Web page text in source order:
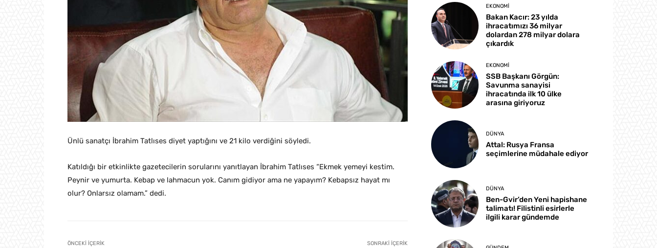
Ünlü sanatçı İbrahim Tatlıses diyet yaptığını ve 21 kilo verdiğini söyledi.
Katıldığı bir etkinlikte gazetecilerin sorularını yanıtlayan İbrahim Tatlıses “Ekmek yemeyi kestim.
Peynir ve yumurta. Kebap ve lahmacun yok. Canım gidiyor ama ne yapayım? Kebapsız hayat mı
olur? Onlarsız olamam.” dedi.
ÖNCEKI İÇERIK SONRAKI İÇERIK
EKONOMI
Bakan Kacır: 23 yılda
ihracatımızı 36 milyar
dolardan 278 milyar dolara
çıkardık
EKONOMI
SSB Başkanı Görgün:
Savunma sanayisi
ihracatında ilk 10 ülke
arasına giriyoruz
DÜNYA
Attal: Rusya Fransa
seçimlerine müdahale ediyor
DÜNYA
Ben-Gvir’den Yeni hapishane
talimatı! Filistinli esirlerle
ilgili karar gündemde